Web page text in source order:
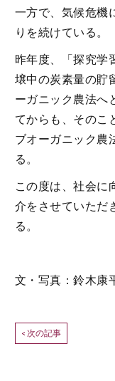
一方で、気候危機
りを続けている。
昨年度、「探究学
壌中の炭素量の貯
ーガニック農法へ
てからも、そのこ
ブオーガニック農
る。
この度は、社会に
介をさせていただ
る。
文・写真：鈴木康
< 次の記事